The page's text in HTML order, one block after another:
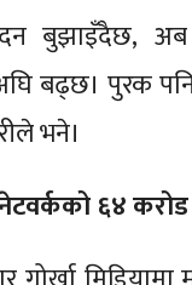
बुझाइँदैछ,
बढ्छ। पुरक
भने।
नेटवर्कको ६४